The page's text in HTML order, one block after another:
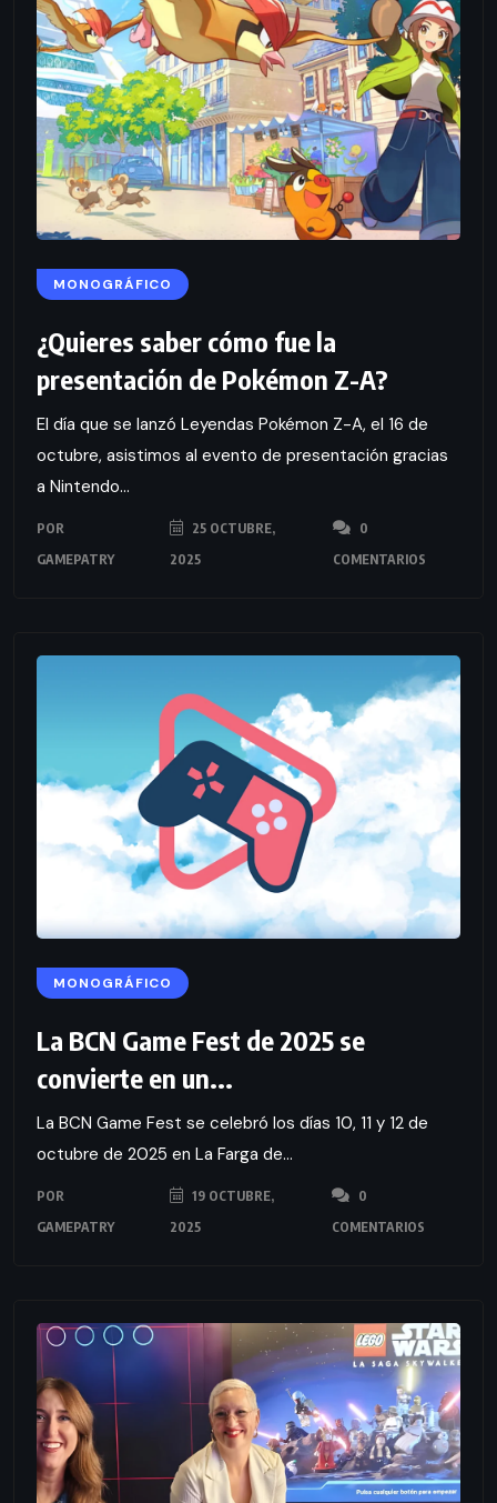
MONOGRÁFICO
¿Quieres saber cómo fue la
presentación de Pokémon Z-A?
El día que se lanzó Leyendas Pokémon Z-A, el 16 de
octubre, asistimos al evento de presentación gracias
a Nintendo...
POR
GAMEPATRY
25 OCTUBRE,
2025
0
COMENTARIOS
MONOGRÁFICO
La BCN Game Fest de 2025 se
convierte en un...
La BCN Game Fest se celebró los días 10, 11 y 12 de
octubre de 2025 en La Farga de...
POR
GAMEPATRY
19 OCTUBRE,
2025
0
COMENTARIOS